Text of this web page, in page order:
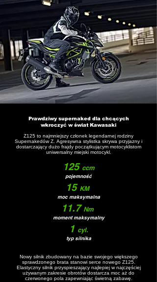
Prawdziwy supernaked dla chcących
wkroczyć w świat Kawasaki
Z125 to najmniejszy członek legendarnej rodziny
Supernakedów Z. Agresywna stylistka skrywa przyjazny i
dostarczający dużo frajdy początkującym motocyklistom
uniwersalny miejski motocykl.
125 ccm
pojemność
15 KM
moc maksymalna
11.7 Nm
moment maksymalny
1 cyl.
typ silnika
Nowy silnik zbudowany na bazie swojego większego
sprawdzonego brata stanowi serce nowego Z125.
Elastyczny silnik przyspieszający najlepiej w najczęściej
używanym zakresie obrotów dostarcza moc aż do
czerwonego pola zapewniając świetną zabawę.